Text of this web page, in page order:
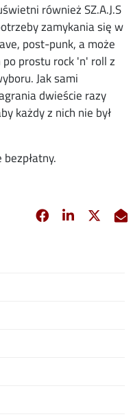
również SZ.A.J.S
zamykania się w
post-punk, a może
prostu rock 'n' roll z
Jak sami
dwieście razy
każdy z nich nie był
Facebook
opens in new
Linkedin
opens in
X